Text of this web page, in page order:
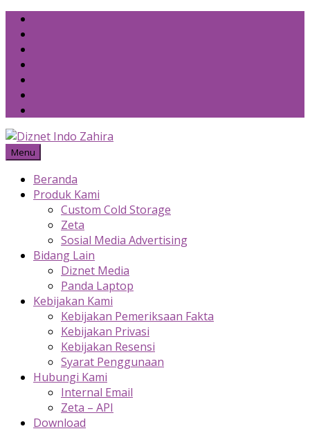
Skip
content
Menu
Beranda
Produk Kami
Custom Cold Storage
Zeta
Sosial Media Advertising
Bidang Lain
Diznet Media
Panda Laptop
Kebijakan Kami
Kebijakan Pemeriksaan Fakta
Kebijakan Privasi
Kebijakan Resensi
Syarat Penggunaan
Hubungi Kami
Internal Email
Zeta – API
Download